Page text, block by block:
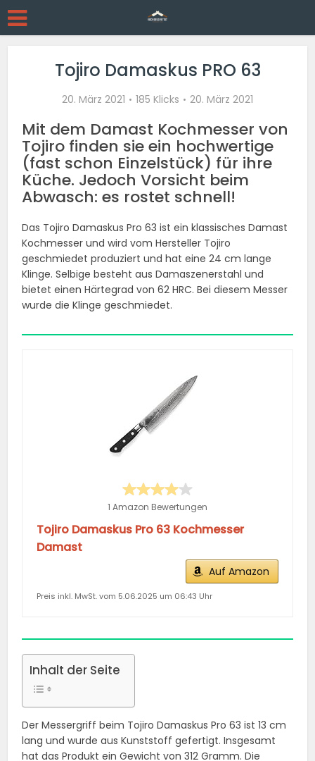
Tojiro Damaskus PRO 63
20. März 2021 185 Klicks 20. März 2021
Mit dem Damast Kochmesser von
Tojiro finden sie ein hochwertige
(fast schon Einzelstück) für ihre
Küche. Jedoch Vorsicht beim
Abwasch: es rostet schnell!
Das Tojiro Damaskus Pro 63 ist ein klassisches Damast
Kochmesser und wird vom Hersteller Tojiro
geschmiedet produziert und hat eine 24 cm lange
Klinge. Selbige besteht aus Damaszenerstahl und
bietet einen Härtegrad von 62 HRC. Bei diesem Messer
wurde die Klinge geschmiedet.
1 Amazon Bewertungen
Tojiro Damaskus Pro 63 Kochmesser
Damast
Auf Amazon
Preis inkl. MwSt. vom 5.06.2025 um 06:43 Uhr
Inhalt der Seite
Der Messergriff beim Tojiro Damaskus Pro 63 ist 13 cm
lang und wurde aus Kunststoff gefertigt. Insgesamt
hat das Produkt ein Gewicht von 312 Gramm. Die